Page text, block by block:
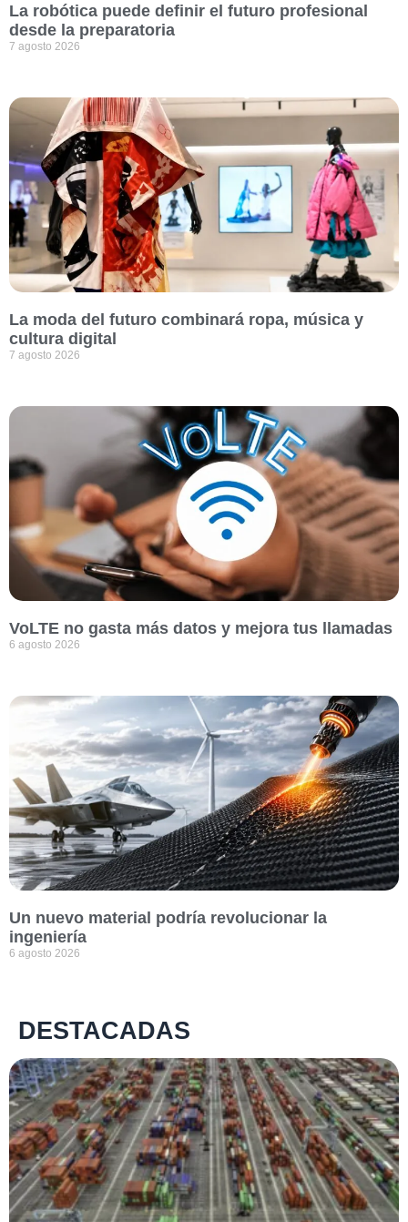
La robótica puede definir el futuro profesional
desde la preparatoria
7 agosto 2026
La moda del futuro combinará ropa, música y
cultura digital
7 agosto 2026
VoLTE no gasta más datos y mejora tus llamadas
6 agosto 2026
Un nuevo material podría revolucionar la
ingeniería
6 agosto 2026
DESTACADAS